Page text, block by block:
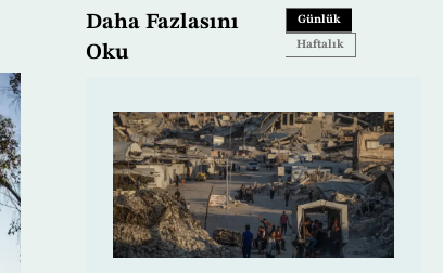
Daha Fazlasını
Oku
Günlük
Haftalık